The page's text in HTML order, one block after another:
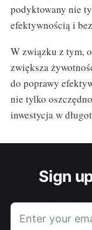
podyktowany nie
efektywnością i
W związku z tym,
zwiększa
do poprawy
nie tylko
inwestycja w
Sign
Enter your